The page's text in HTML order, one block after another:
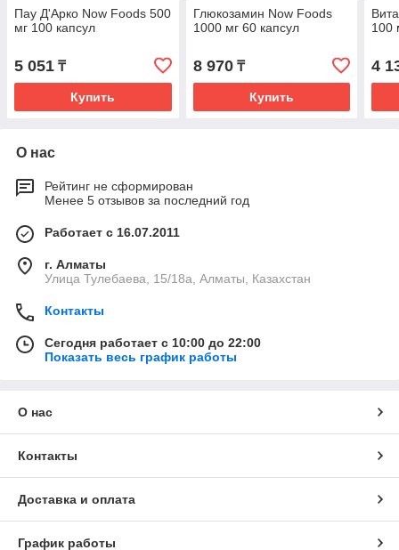
Пау Д'Арко Now Foods 500
мг 100 капсул
5 051 ₸
Купить
Глюкозамин Now Foods
1000 мг 60 капсул
8 970₸
Купить
100
4
О нас
Рейтинг не сформирован
Менее 5 отзывов за последний год
Работает с 16.07.2011
г. Алматы
Улица Тулебаева, 15/18а, Алматы, Казахстан
Контакты
Сегодня работает с 10:00 до 22:00
Показать весь график работы
О нас
Контакты
Доставка и оплата
График работы